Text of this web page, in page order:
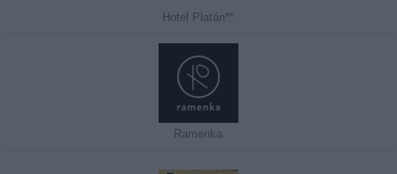
Hotel Platán**
Ramenka